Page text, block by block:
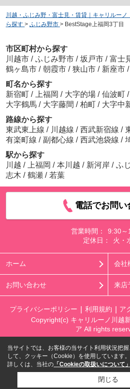
川越・ふじみ野・富士見・賃貸｜キャリルー
ら探す > ふじみ野市 > BestStage上福岡3丁目
市区町村から探す
川越市 / ふじみ野市 / 坂戸市 / 富士
鶴ヶ島市 / 朝霞市 / 狭山市 / 新座市 /
町名から探す
新宿町 / 上福岡 / 大字的場 / 仙波町 /
大字鶴馬 / 大字藤間 / 柏町 / 大字中
路線から探す
東武東上線 / 川越線 / 西武新宿線 /
有楽町線 / 副都心線 / 西武池袋線 /
駅から探す
川越 / 上福岡 / 本川越 / 新河岸 / ふ
志木 / 鶴瀬 / 若葉
電話でお問い
営業時間：
9:30～
定休日：
火・
ホーム 会社
お問い合わせ 来店
プライバシーポリシー 利用規約 ア
Copyright(c) キャリルーノ川越
ア All rights
当サイトでは、お客様の当サイト利用状況把
して、クッキー（Cookie）を使用しています。
詳しくは、当社の 「Cookieの取扱いについて」
閉じる